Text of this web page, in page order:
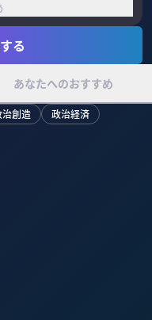
る
あなたへのおすすめ
治創造 政治経済